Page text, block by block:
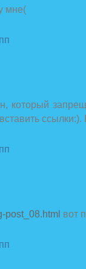
мне(
который
post_08.html вот